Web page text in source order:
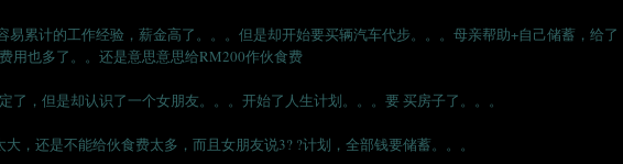
易累计的工作经验，薪金高了。。。但是却开始要买辆汽车代步。。。母亲帮助+自己储蓄，给了
用也多了。。还是意思意思给RM200作伙食费
了，但是却认识了一个女朋友。。。开始了人生计划。。。要 买房子了。。。
，还是不能给伙食费太多，而且女朋友说3? ?计划，全部钱要储蓄。。。